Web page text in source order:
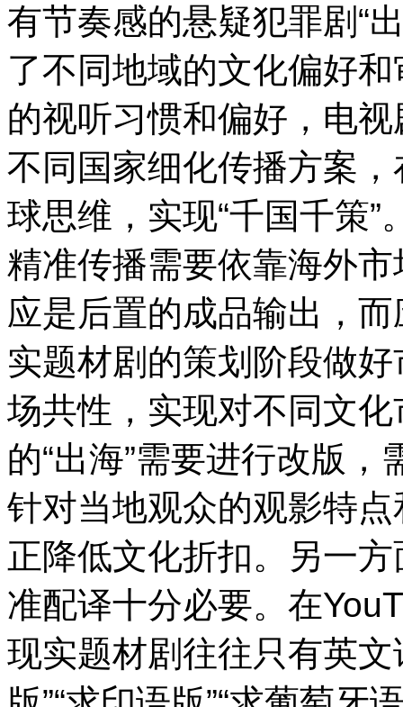
有节奏感的悬疑犯罪剧“
了不同地域的文化偏好
的视听习惯和偏好，电
不同国家细化传播方案
球思维，实现“千国千策
精准传播需要依靠海外
应是后置的成品输出，
实题材剧的策划阶段做
场共性，实现对不同文
的“出海”需要进行改版
针对当地观众的观影特
正降低文化折扣。另一
准配译十分必要。在
现实题材剧往往只有英